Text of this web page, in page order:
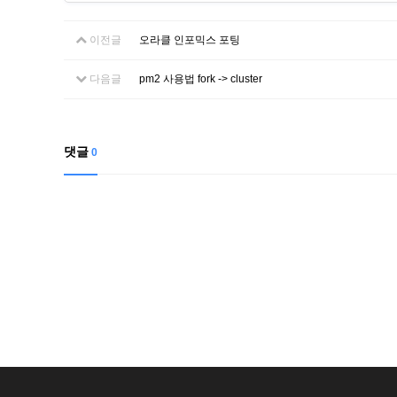
이전글 오라클 인포믹스 포팅
다음글 pm2 사용법 fork -> cluster
댓글 0